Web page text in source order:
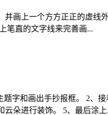
并画上一个方方正正的虚
笔直的文字线来完善画...
题字和画出手抄报框。 2、
云朵进行装饰。 5、最后涂上